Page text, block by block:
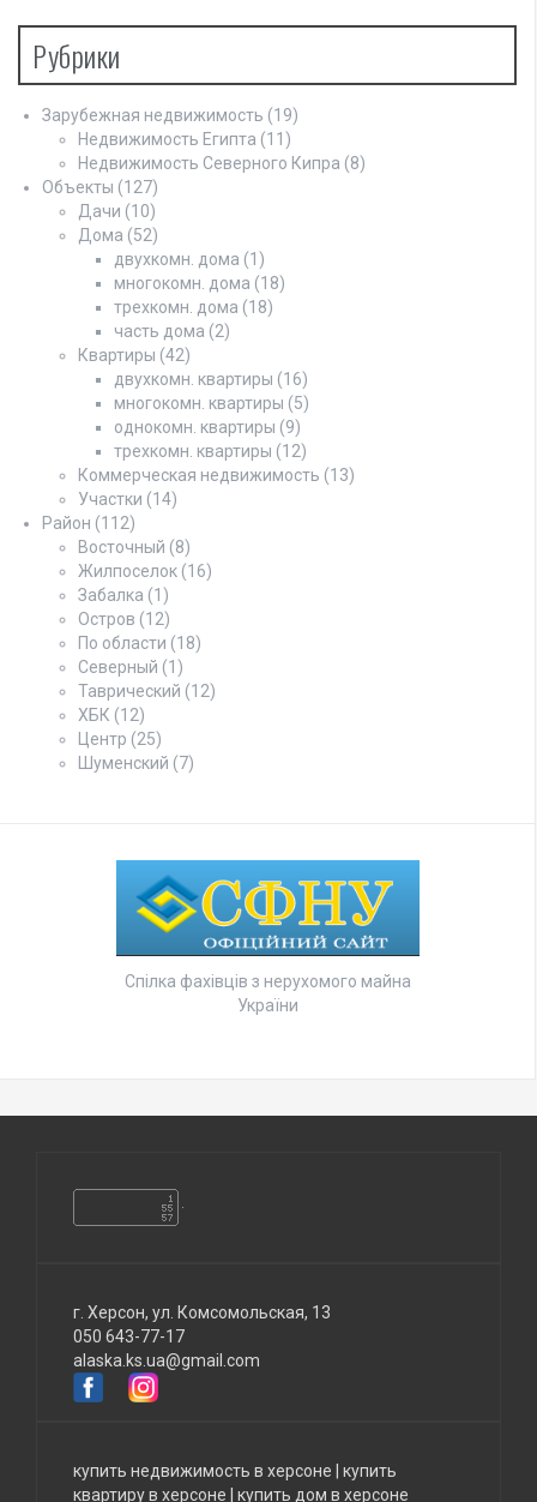
Рубрики
Зарубежная недвижимость (19)
Недвижимость Египта (11)
Недвижимость Северного Кипра (8)
Объекты (127)
Дачи (10)
Дома (52)
двухкомн. дома (1)
многокомн. дома (18)
трехкомн. дома (18)
часть дома (2)
Квартиры (42)
двухкомн. квартиры (16)
многокомн. квартиры (5)
однокомн. квартиры (9)
трехкомн. квартиры (12)
Коммерческая недвижимость (13)
Участки (14)
Район (112)
Восточный (8)
Жилпоселок (16)
Забалка (1)
Остров (12)
По области (18)
Северный (1)
Таврический (12)
ХБК (12)
Центр (25)
Шуменский (7)
Спілка фахівців з нерухомого майна
України
г. Херсон, ул. Комсомольская, 13
050 643-77-17
alaska.ks.ua@gmail.com
купить недвижимость в херсоне
купить
квартиру в херсоне
купить дом в херсоне